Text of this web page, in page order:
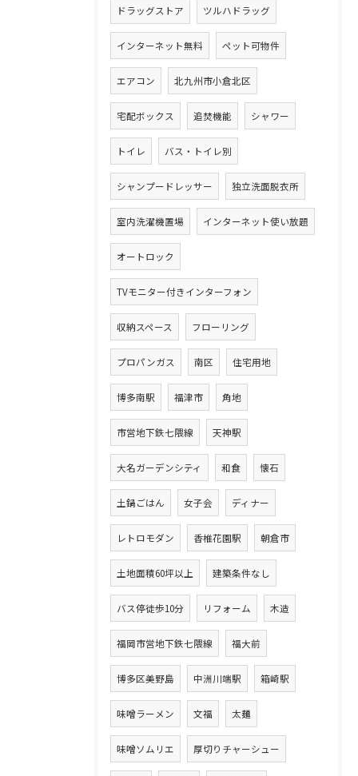
ドラッグストア ツルハドラッグ
インターネット無料 ペット可物件
エアコン 北九州市小倉北区
宅配ボックス 追焚機能 シャワー
トイレ バス・トイレ別
シャンプードレッサー 独立洗面脱衣所
室内洗濯機置場 インターネット使い放題
オートロック
TVモニター付きインターフォン
収納スペース フローリング
プロパンガス 南区 住宅用地
博多南駅 福津市 角地
市営地下鉄七隈線 天神駅
大名ガーデンシティ 和食 懐石
土鍋ごはん 女子会 ディナー
レトロモダン 香椎花園駅 朝倉市
土地面積60坪以上 建築条件なし
バス停徒歩10分 リフォーム 木造
福岡市営地下鉄七隈線 福大前
博多区美野島 中洲川端駅 箱崎駅
味噌ラーメン 文福 太麺
味噌ソムリエ 厚切りチャーシュー